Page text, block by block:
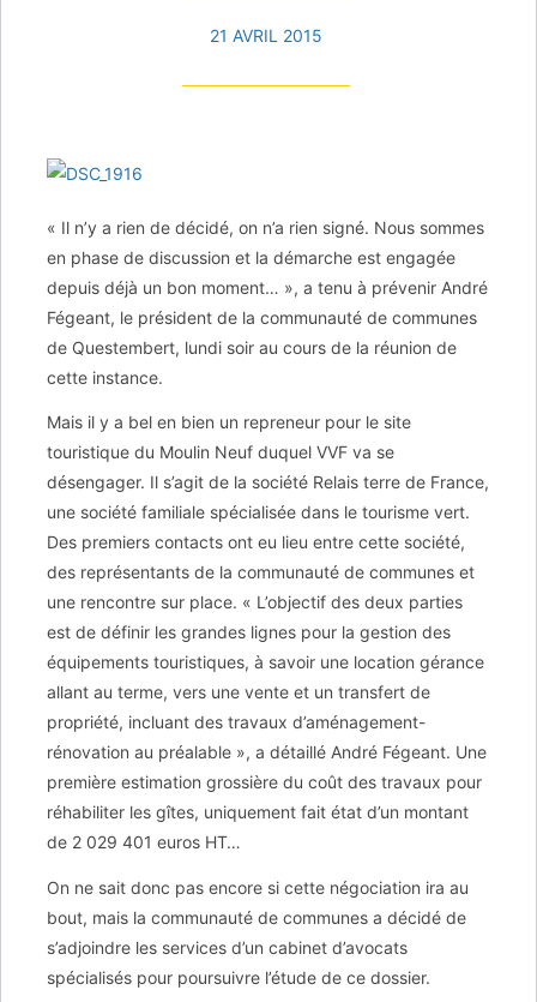
21 AVRIL 2015
« Il n’y a rien de décidé, on n’a rien signé. Nous sommes
en phase de discussion et la démarche est engagée
depuis déjà un bon moment… », a tenu à prévenir André
Fégeant, le président de la communauté de communes
de Questembert, lundi soir au cours de la réunion de
cette instance.
Mais il y a bel en bien un repreneur pour le site
touristique du Moulin Neuf duquel VVF va se
désengager. Il s’agit de la société Relais terre de France,
une société familiale spécialisée dans le tourisme vert.
Des premiers contacts ont eu lieu entre cette société,
des représentants de la communauté de communes et
une rencontre sur place. « L’objectif des deux parties
est de définir les grandes lignes pour la gestion des
équipements touristiques, à savoir une location gérance
allant au terme, vers une vente et un transfert de
propriété, incluant des travaux d’aménagement-
rénovation au préalable », a détaillé André Fégeant. Une
première estimation grossière du coût des travaux pour
réhabiliter les gîtes, uniquement fait état d’un montant
de 2 029 401 euros HT…
On ne sait donc pas encore si cette négociation ira au
bout, mais la communauté de communes a décidé de
s’adjoindre les services d’un cabinet d’avocats
spécialisés pour poursuivre l’étude de ce dossier.